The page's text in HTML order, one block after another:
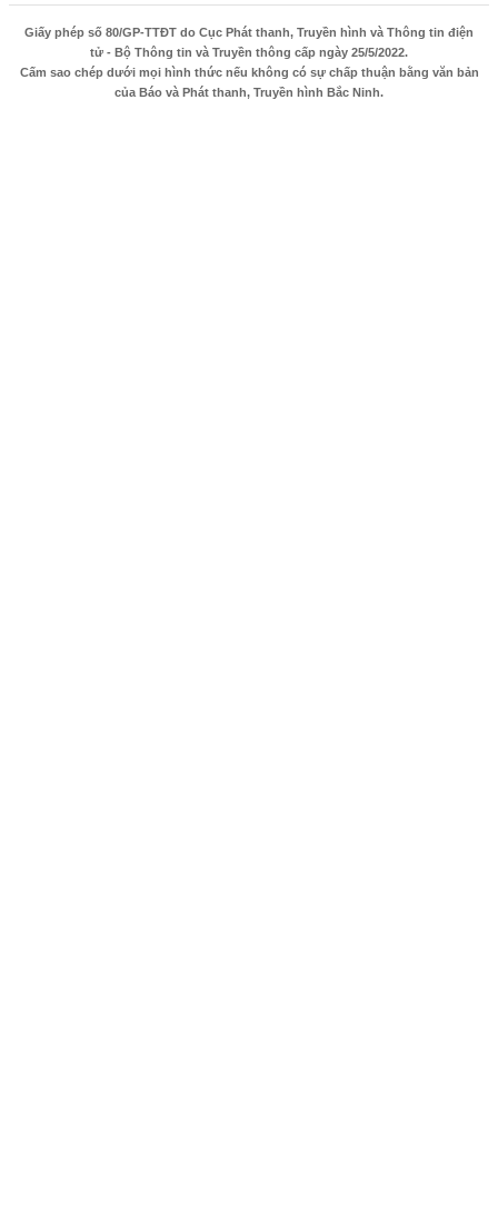
Giấy phép số 80/GP-TTĐT do Cục Phát thanh, Truyền hình và Thông tin điện
tử - Bộ Thông tin và Truyền thông cấp ngày 25/5/2022.
Cấm sao chép dưới mọi hình thức nếu không có sự chấp thuận bằng văn bản
của Báo và Phát thanh, Truyền hình Bắc Ninh.